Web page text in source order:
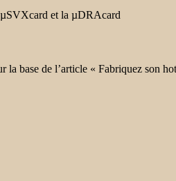
µSVXcard et la µDRAcard
base de l’article « Fabriquez son